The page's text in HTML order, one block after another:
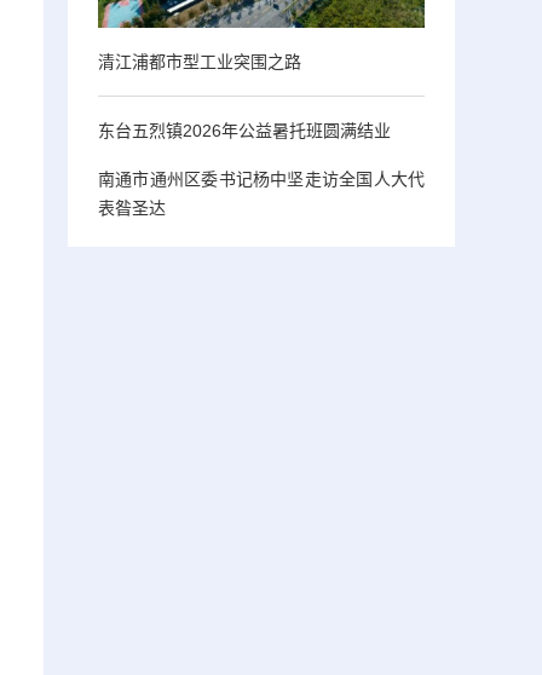
清江浦都市型工业突围之路
东台五烈镇2026年公益暑托班圆满结业
南通市通州区委书记杨中坚走访全国人大代
表昝圣达